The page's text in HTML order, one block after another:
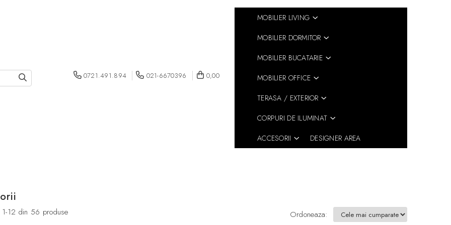
0721.491.894 021-6670396 0,00
MOBILIER LIVING
MOBILIER DORMITOR
MOBILIER BUCATARIE
MOBILIER OFFICE
TERASA / EXTERIOR
CORPURI DE ILUMINAT
ACCESORII
DESIGNER AREA
1-12 din 56 produse Ordoneaza: